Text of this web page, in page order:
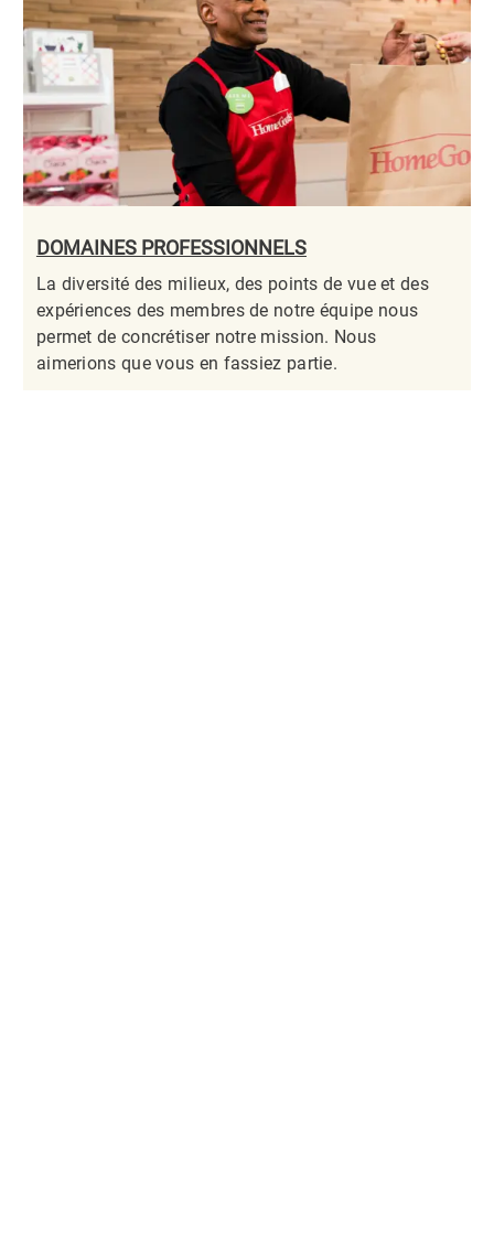
DOMAINES PROFESSIONNELS
La diversité des milieux, des points de vue et des
expériences des membres de notre équipe nous
permet de concrétiser notre mission. Nous
aimerions que vous en fassiez partie.​​​​​​​